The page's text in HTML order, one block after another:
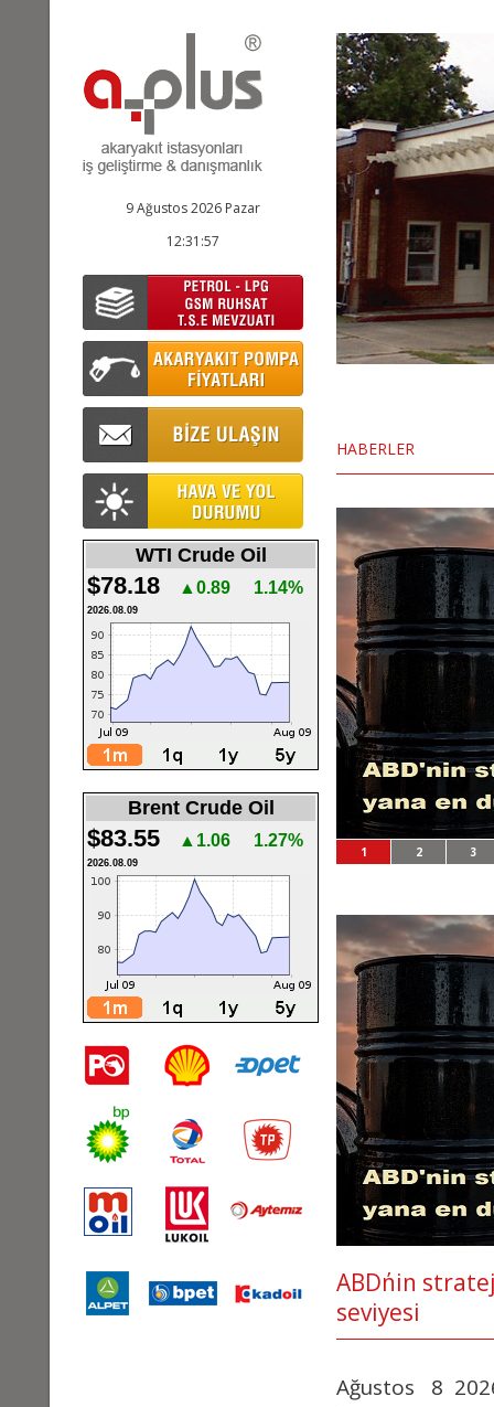
9 Ağustos 2026 Pazar
12:31:58
WTI Crude Oil
$78.18 ▲0.89 1.14%
2026.08.09
Brent Crude Oil
$83.55 ▲1.06 1.27%
2026.08.09
HABERLER
1 2 3
ABD΄nin
seviyesi
Ağustos 8